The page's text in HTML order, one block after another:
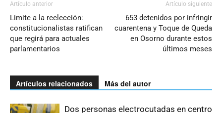
Artículo anterior
Limite a la reelección:
constitucionalistas ratifican
que regirá para actuales
parlamentarios
Artículo siguiente
653 detenidos por infringir
cuarentena y Toque de Queda
en Osorno durante estos
últimos meses
Artículos relacionados Más del autor
Dos personas electrocutadas en centro